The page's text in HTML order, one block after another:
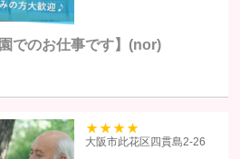
・各種お知らせ等の配信・送付
づく、本サービス利用企業等への個人
でのお仕事です】(nor)
39
大阪市此花区四貫島2‐26